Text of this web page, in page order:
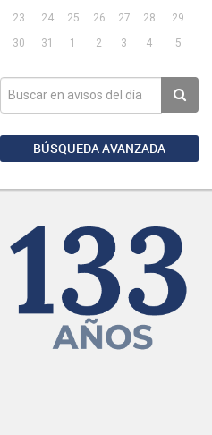
23
24 25 26 27 28
29
30
31 1 2 3 4 5
BÚSQUEDA AVANZADA